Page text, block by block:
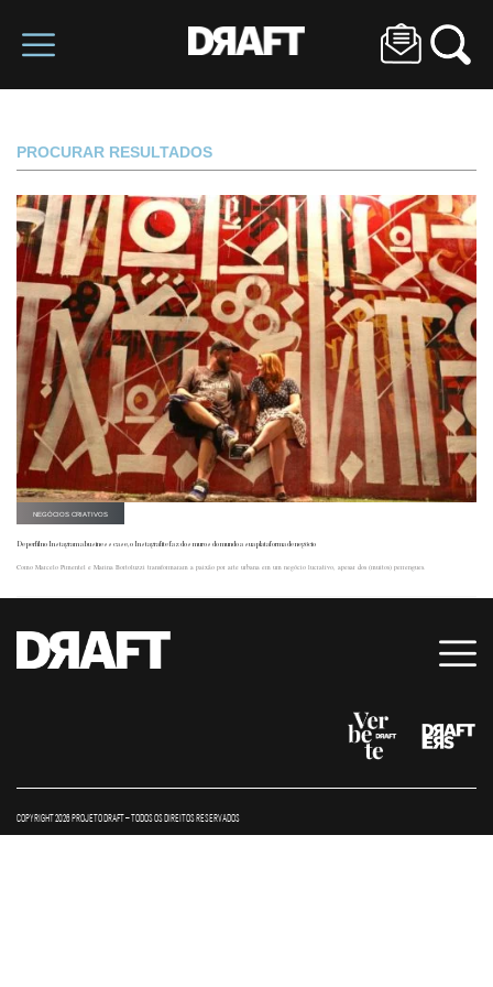
PROCURAR RESULTADOS
NEGÓCIOS CRIATIVOS
De perfil no Instagram a business case, o Instagrafite faz dos muros do mundo a sua plataforma de negócio
Como Marcelo Pimentel e Marina Bortoluzzi transformaram a paixão por arte urbana em um negócio lucrativo, apesar dos (muitos) perrengues.
COPYRIGHT 2026 PROJETO DRAFT – TODOS OS DIREITOS RESERVADOS